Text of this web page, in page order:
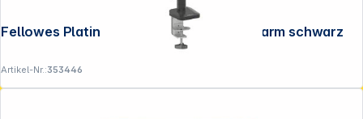
Fellowes Platinum Series Single Monitorarm schwarz
Artikel-Nr.:353446